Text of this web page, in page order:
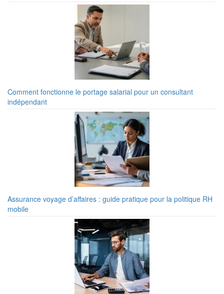
Comment fonctionne le portage salarial pour un consultant
indépendant
Assurance voyage d’affaires : guide pratique pour la politique RH
mobile